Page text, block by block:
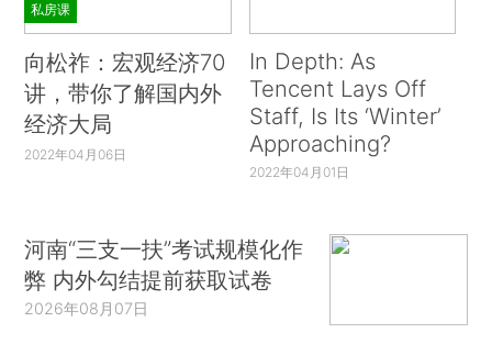
私房课
向松祚：宏观经济70
讲，带你了解国内外
经济大局
2022年04月06日
In Depth: As
Tencent Lays Off
Staff, Is Its ‘Winter’
Approaching?
2022年04月01日
河南“三支一扶”考试规模化作
弊 内外勾结提前获取试卷
2026年08月07日